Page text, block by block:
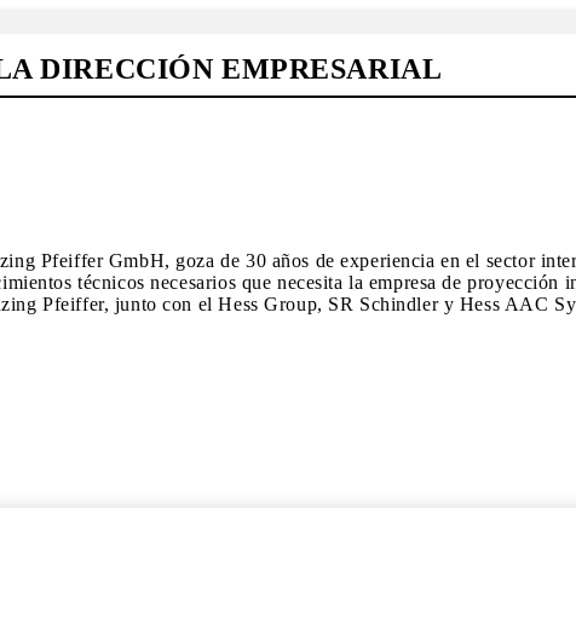
DIRECCIÓN EMPRESARIAL
Pfeiffer GmbH, goza de 30 años de experiencia en el sector
técnicos necesarios que necesita la empresa de
Pfeiffer, junto con el Hess Group, SR Schindler y Hess AAC